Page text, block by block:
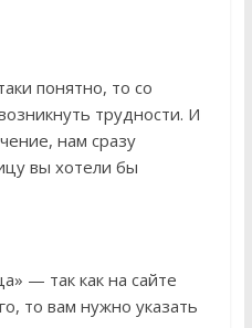
понятно, то со
трудности. И
нам сразу
вы хотели бы
— так как на сайте
то вам нужно указать